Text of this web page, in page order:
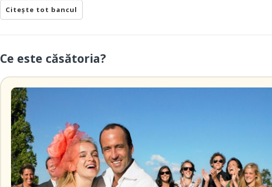
Citește tot bancul
Ce este căsătoria?